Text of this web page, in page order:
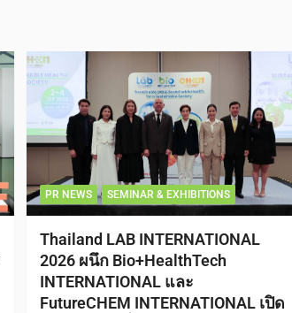
PR NEWS SEMINAR & EXHIBITIONS
Thailand LAB INTERNATIONAL
2026 ผนึก Bio+HealthTech
INTERNATIONAL และ
FutureCHEM INTERNATIONAL เปิด